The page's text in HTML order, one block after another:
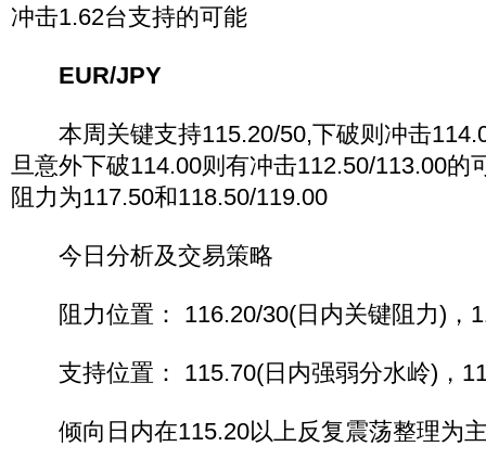
冲击1.62台支持的可能
EUR/JPY
本周关键支持115.20/50,下破则冲击
旦意外下破114.00则有冲击112.50/113.00的
阻力为117.50和118.50/119.00
今日分析及交易策略
阻力位置： 116.20/30(日内关键阻力)，
支持位置： 115.70(日内强弱分水岭)，
倾向日内在115.20以上反复震荡整理为